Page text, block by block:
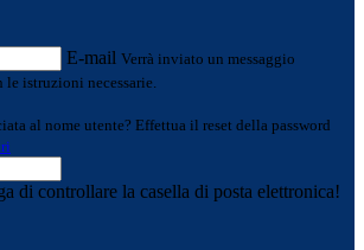
E-mail Verrà inviato un messaggio
istruzioni necessarie.
al nome utente? Effettua il reset della password
di controllare la casella di posta elettronica!